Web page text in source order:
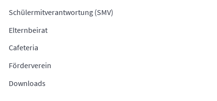
Schülermitverantwortung (SMV)
Elternbeirat
Cafeteria
Förderverein
Downloads